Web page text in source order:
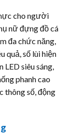
cho người
nữ đựng đồ cá
đa chức năng,
quả, số lùi hiện
siêu sáng,
phanh cao
thông số, động